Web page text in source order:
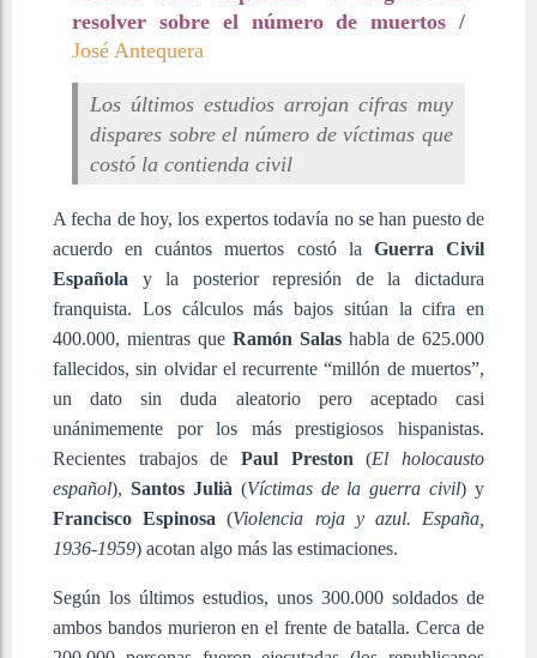
resolver sobre el número de muertos /
José Antequera
Los últimos estudios arrojan cifras muy
dispares sobre el número de víctimas que
costó la contienda civil
A fecha de hoy, los expertos todavía no se han puesto de
acuerdo en cuántos muertos costó la Guerra Civil
Española y la posterior represión de la dictadura
franquista. Los cálculos más bajos sitúan la cifra en
400.000, mientras que Ramón Salas habla de 625.000
fallecidos, sin olvidar el recurrente “millón de muertos”,
un dato sin duda aleatorio pero aceptado casi
unánimemente por los más prestigiosos hispanistas.
Recientes trabajos de Paul Preston (El holocausto
español), Santos Julià (Víctimas de la guerra civil) y
Francisco Espinosa (Violencia roja y azul. España,
1936-1959) acotan algo más las estimaciones.
Según los últimos estudios, unos 300.000 soldados de
ambos bandos murieron en el frente de batalla. Cerca de